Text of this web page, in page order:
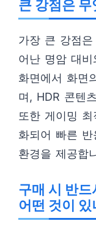
큰 강점은
가장 큰 강점
어난 명암 대
화면에서 화면
며, HDR 콘텐
또한 게이밍
화되어 빠른
환경을 제공합
구매 시 반
어떤 것이 있